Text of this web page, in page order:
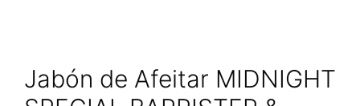
Jabón de Afeitar MIDNIGHT